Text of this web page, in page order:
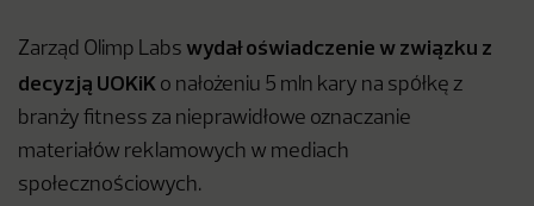
Zarząd Olimp Labs wydał oświadczenie w związku z
decyzją UOKiK o nałożeniu 5 mln kary na spółkę z
branży fitness za nieprawidłowe oznaczanie
materiałów reklamowych w mediach
społecznościowych.